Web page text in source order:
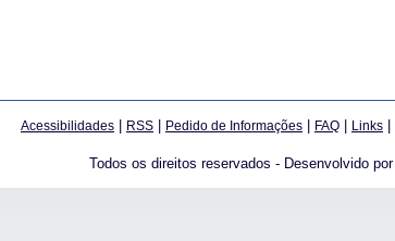
Acessibilidades RSS Pedido de Informações FAQ Links
Todos os direitos reservados - Desenvolvido por